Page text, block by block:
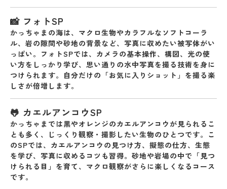
📸 フォトSP
かっちゃまの海は、 マクロ生物やカラフルなソフトコーラ
ル、岩の隙間や砂地の背景など、写真に収めたい被写体がい
っぱい。フォトSPでは、 カメラの基本操作、構図、光の使
い方をしっかり学び、思い通りの水中写真を撮る技術を身に
つけられます。自分だけの「お気に入りショット」を撮る楽
しさが倍増します。
🐸 カエルアンコウSP
かっちゃまでは黒やオレンジのカエルアンコウ が見られるこ
とも多く、じっくり観察・撮影したい生物のひとつです。こ
のSPでは、カエルアンコウの見つけ方、擬態の仕方、生態
を学び、写真に収めるコツも習得。砂地や岩場の中で「見つ
けられる目」を育て、マクロ観察がさらに楽しくなるコース
です。